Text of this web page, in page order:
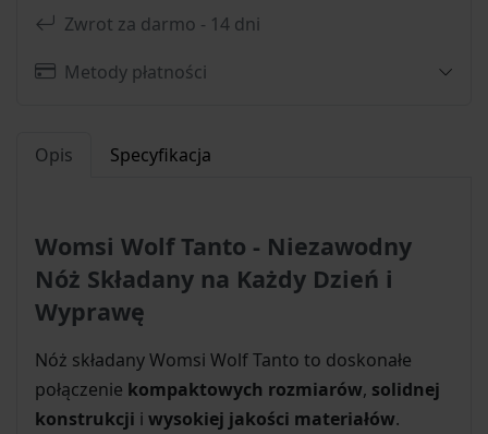
Zwrot za darmo - 14 dni
Metody płatności
Opis Specyfikacja
Womsi Wolf Tanto - Niezawodny
Nóż Składany na Każdy Dzień i
Wyprawę
Nóż składany Womsi Wolf Tanto to doskonałe
połączenie kompaktowych rozmiarów, solidnej
konstrukcji i wysokiej jakości materiałów.